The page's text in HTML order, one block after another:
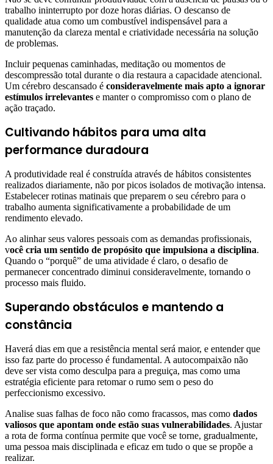
trabalho ininterrupto por doze horas diárias. O descanso de
qualidade atua como um combustível indispensável para a
manutenção da clareza mental e criatividade necessária na solução
de problemas.
Incluir pequenas caminhadas, meditação ou momentos de
descompressão total durante o dia restaura a capacidade atencional.
Um cérebro descansado é consideravelmente mais apto a ignorar
estímulos irrelevantes e manter o compromisso com o plano de
ação traçado.
Cultivando hábitos para uma alta
performance duradoura
A produtividade real é construída através de hábitos consistentes
realizados diariamente, não por picos isolados de motivação intensa.
Estabelecer rotinas matinais que preparem o seu cérebro para o
trabalho aumenta significativamente a probabilidade de um
rendimento elevado.
Ao alinhar seus valores pessoais com as demandas profissionais,
você cria um sentido de propósito que impulsiona a disciplina.
Quando o “porquê” de uma atividade é claro, o desafio de
permanecer concentrado diminui consideravelmente, tornando o
processo mais fluido.
Superando obstáculos e mantendo a
constância
Haverá dias em que a resistência mental será maior, e entender que
isso faz parte do processo é fundamental. A autocompaixão não
deve ser vista como desculpa para a preguiça, mas como uma
estratégia eficiente para retomar o rumo sem o peso do
perfeccionismo excessivo.
Analise suas falhas de foco não como fracassos, mas como dados
valiosos que apontam onde estão suas vulnerabilidades. Ajustar
a rota de forma contínua permite que você se torne, gradualmente,
uma pessoa mais disciplinada e eficaz em tudo o que se propõe a
realizar.